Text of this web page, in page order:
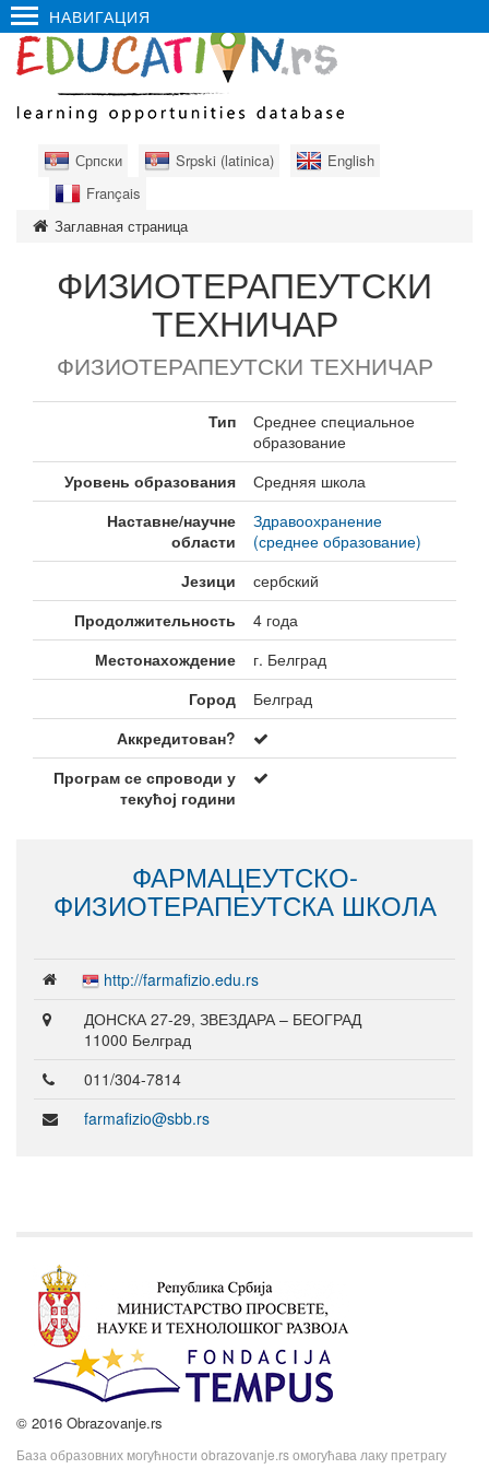
НАВИГАЦИЯ
Српски Srpski (latinica)
English
Français
Заглавная страница
ФИЗИОТЕРАПЕУТСКИ
ТЕХНИЧАР
ФИЗИОТЕРАПЕУТСКИ ТЕХНИЧАР
Тип
Среднее специальное
образование
Уровень образования
Средняя школа
Наставне/научне
области
Здравоохранение
(среднее образование)
Језици
сербский
Продолжительность
4 года
Местонахождение
г. Белград
Город
Белград
Аккредитован?
Програм се спроводи у
текућој години
ФАРМАЦЕУТСКО-
ФИЗИОТЕРАПЕУТСКА ШКОЛА
http://farmafizio.edu.rs
ДОНСКА 27-29, ЗВЕЗДАРА – БЕОГРАД
11000 Белград
011/304-7814
farmafizio@sbb.rs
© 2016 Obrazovanje.rs
База образовних могућности obrazovanje.rs омогућава лаку претрагу